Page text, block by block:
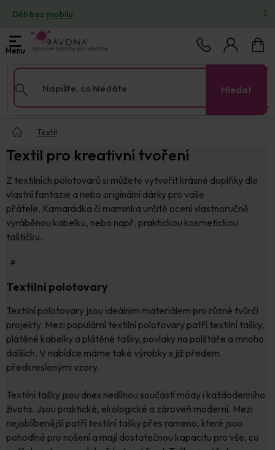
obsah
Děti bez mobilu.
Hledat
košík
Textil
Textil pro kreativní tvoření
Z textilních polotovarů si můžete vytvořit krásné doplňky dle
vlastní fantazie a nebo originální dárky pro vaše
přátele. Kamarádka či maminka určitě ocení vlastnoručně
vyráběnou kabelku, nebo např. praktickou kosmetickou
taštičku.
#
Textilní polotovary
Textilní polotovary jsou ideálním materiálem pro různé tvůrčí
projekty. Mezi populární textilní polotovary patří textilní tašky,
plátěné kabelky a plátěné tašky, povlaky na polštáře a mnoho
dalších. V nabídce máme také výrobky s již předem
předkreslenými vzory.
Textilní tašky jsou dnes nedílnou součástí módy i každodenního
života. Jsou praktické, ekologické a zároveň moderní. Mezi
nejoblíbenější patří textilní tašky přes rameno, které jsou
pohodlné pro nošení a mají dostatečnou kapacitu pro vše, co